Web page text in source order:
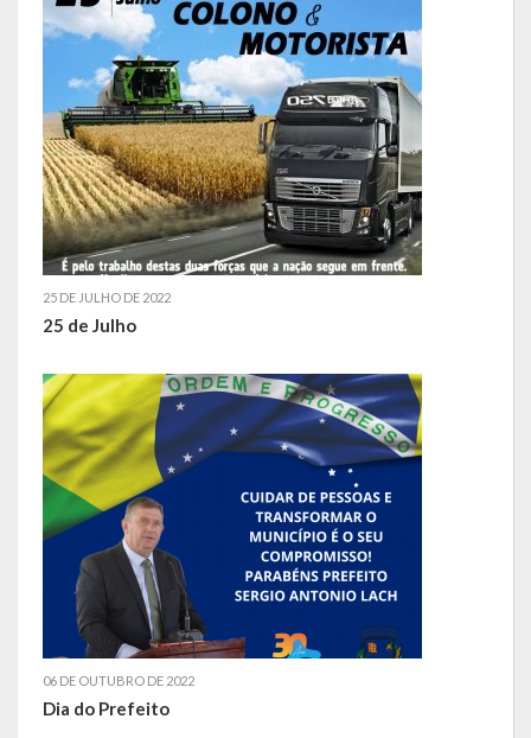
Galeria de Vereadores
Galeria de Fotos
Vídeos
Programas
Publicações
Covid 19
Publicações Oficiais
SIAFIC
Contas
Contas – TCE
Relatório Anual de Gestão
Editais de Concursos/Processos Seletivos
Editais de Licitações
25 DE JULHO DE 2022
25 de Julho
06 DE OUTUBRO DE 2022
Dia do Prefeito